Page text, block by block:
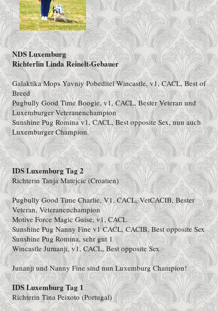
NDS Luxemburg
Richterlin Linda Reinelt-Gebauer
Galaktika Mops Yavniy Pobeditel Wincastle, v1, CACL, Best of
Breed
Pugbully Good Time Boogie, v1, CACL, Bester Veteran und
Luxemburger Veteranenchampion
Sunshine Pug Romina v1, CACL, Best opposite Sex, nun auch
Luxemburger Champion.
IDS Luxemburg Tag 2
Richterin Tanja Matejcic (Croatien)
Pugbully Good Time Charlie, V1, CACL, VetCACIB, Bester
Veteran, Veteranenchampion
Motive Force Magic Guise, v1, CACL
Sunshine Pug Nanny Fine v1 CACL, CACIB, Best opposite Sex
Sunshine Pug Romina, sehr gut 1
Wincastle Jumanji, v1, CACL, Best opposite Sex
Junanji und Nanny Fine sind nun Luxemburg Champion!
IDS Luxemburg Tag 1
Richterin Tina Peixoto (Portugal)